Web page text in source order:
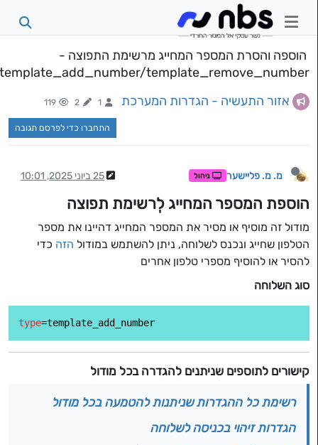
הוספה והסרת המספר המחייג מרשימת התפוצה -
template_add_number/template_remove_number
אזור התעשיה - הגדרות המערכת
1
2
119
התחברו כדי לפרסם תגובה
מ. מ. פליישער ניהול 25 ביוני 2025, 10:01
הוספת המספר המחייג לְרשימת תפוצה
מודול זה מוסיף או מסיר את המספר המחייג דהיינו את מספר
הטלפון שחייג ונכנס לשלוחה, ניתן להשתמש במודול הזה כדי
להסיר או להוסיף מספרי טלפון אחרים
סוג השלוחה
type
קישורים לתוספים שניתנים להגדרה בכל מודול
רשימת כל ההגדרות שניתנות להטמעה בכל מודול
הגדרות זיהוי בכניסה לשלוחה